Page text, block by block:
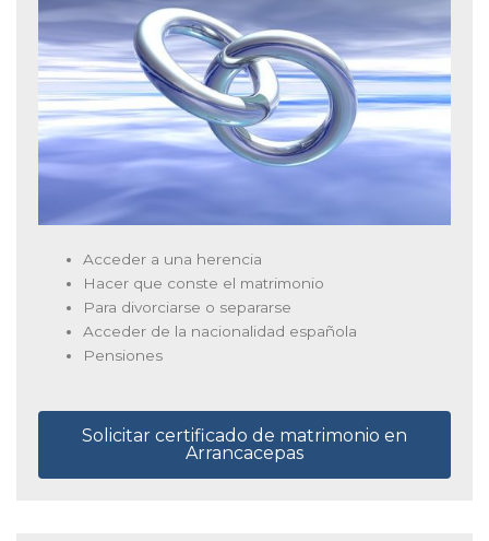
Acceder a una herencia
Hacer que conste el matrimonio
Para divorciarse o separarse
Acceder de la nacionalidad española
Pensiones
Solicitar certificado de matrimonio en
Arrancacepas